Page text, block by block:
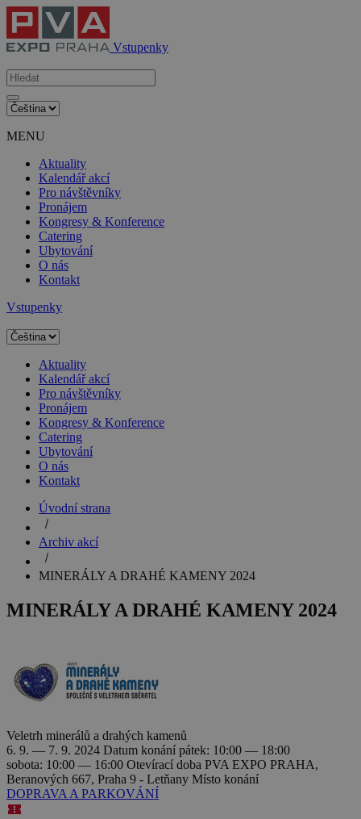
Vstupenky
MENU
Aktuality
Kalendář akcí
Pro návštěvníky
Pronájem
Kongresy & Konference
Catering
Ubytování
O nás
Kontakt
Vstupenky
Aktuality
Kalendář akcí
Pro návštěvníky
Pronájem
Kongresy & Konference
Catering
Ubytování
O nás
Kontakt
Úvodní strana
Archiv akcí
MINERÁLY A DRAHÉ KAMENY 2024
MINERÁLY A DRAHÉ KAMENY 2024
Veletrh minerálů a drahých kamenů
6. 9. — 7. 9. 2024 Datum konání pátek: 10:00 — 18:00
sobota: 10:00 — 16:00 Otevírací doba PVA EXPO PRAHA,
Beranových 667, Praha 9 - Letňany Místo konání
DOPRAVA A PARKOVÁNÍ